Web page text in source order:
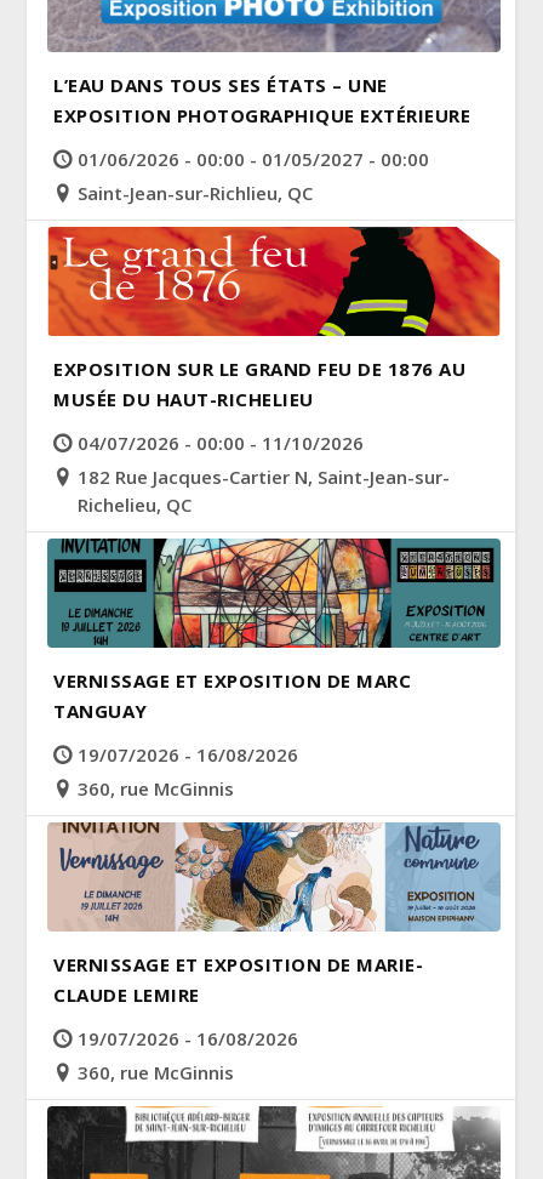
L’EAU DANS TOUS SES ÉTATS – UNE
EXPOSITION PHOTOGRAPHIQUE EXTÉRIEURE
01/06/2026 - 00:00 - 01/05/2027 - 00:00
Saint-Jean-sur-Richlieu, QC
EXPOSITION SUR LE GRAND FEU DE 1876 AU
MUSÉE DU HAUT-RICHELIEU
04/07/2026 - 00:00 - 11/10/2026
182 Rue Jacques-Cartier N, Saint-Jean-sur-
Richelieu, QC
VERNISSAGE ET EXPOSITION DE MARC
TANGUAY
19/07/2026 - 16/08/2026
360, rue McGinnis
VERNISSAGE ET EXPOSITION DE MARIE-
CLAUDE LEMIRE
19/07/2026 - 16/08/2026
360, rue McGinnis